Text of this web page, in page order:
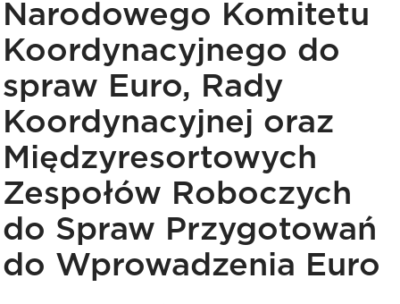
Narodowego Komitetu
Koordynacyjnego do
spraw Euro, Rady
Koordynacyjnej oraz
Międzyresortowych
Zespołów Roboczych
do Spraw Przygotowań
do Wprowadzenia Euro